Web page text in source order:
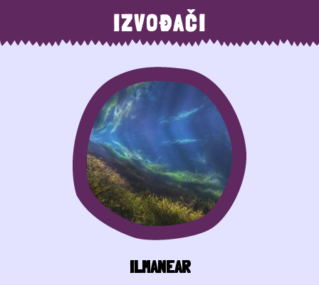
IZVOĐAČI
ILMANEAR